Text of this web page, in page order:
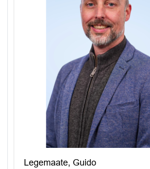
Legemaate, Guido